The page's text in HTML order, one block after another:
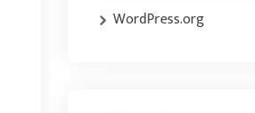
WordPress.org